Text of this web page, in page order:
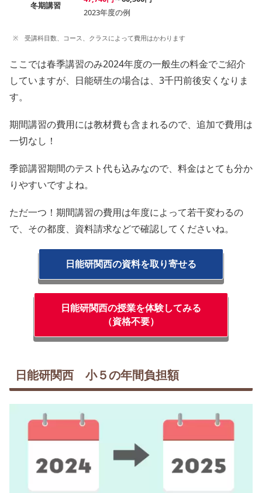
冬期講習
2023年度の例
※ 受講科目数、コース、クラスによって費用はかわります
ここでは春季講習のみ2024年度の一般生の料金でご紹介
していますが、日能研生の場合は、3千円前後安くなりま
す。
期間講習の費用には教材費も含まれるので、追加で費用は
一切なし！
季節講習期間のテスト代も込みなので、料金はとても分か
りやすいですよね。
ただ一つ！期間講習の費用は年度によって若干変わるの
で、その都度、資料請求などで確認してくださいね。
日能研関西の資料を取り寄せる
日能研関西の授業を体験してみる
（資格不要）
日能研関西 小５の年間負担額